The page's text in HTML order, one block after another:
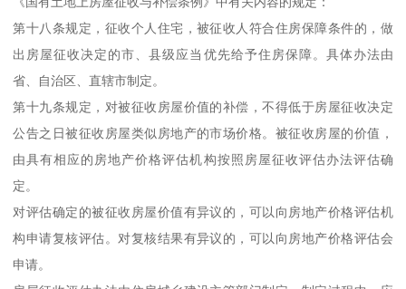
第十八条规定，征收个人住宅，被征收人符合住房保障条件的，做
出房屋征收决定的市、县级应当优先给予住房保障。具体办法由
省、自治区、直辖市制定。
第十九条规定，对被征收房屋价值的补偿，不得低于房屋征收决定
公告之日被征收房屋类似房地产的市场价格。被征收房屋的价值，
由具有相应的房地产价格评估机构按照房屋征收评估办法评估确
定。
对评估确定的被征收房屋价值有异议的，可以向房地产价格评估机
构申请复核评估。对复核结果有异议的，可以向房地产价格评估会
申请。